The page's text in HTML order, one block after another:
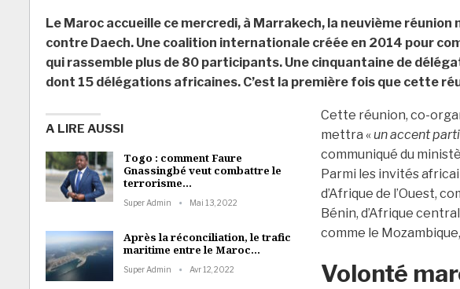
Le Maroc accueille ce mercredi, à Marrakech, la neuvième
contre Daech. Une coalition internationale créée en 2014 pour
qui rassemble plus de 80 participants. Une cinquantaine de
dont 15 délégations africaines. C’est la première fois que cette
A LIRE AUSSI
Togo : comment Faure
Gnassingbé veut combattre le
terrorisme…
Super Admin Mai 13, 2022
Après la réconciliation, le trafic
maritime entre le Maroc…
Super Admin Avr 12, 2022
Cette réunion, co-
mettra «un accent
communiqué du
Parmi les invités
d’Afrique de l’Ouest,
Bénin, d’Afrique
comme le
Volonté